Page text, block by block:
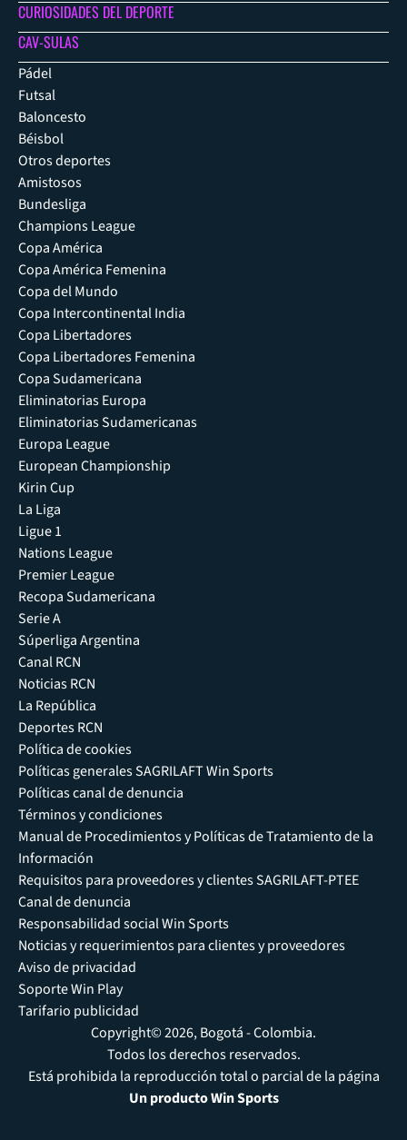
CURIOSIDADES DEL DEPORTE
CAV-SULAS
Pádel
Futsal
Baloncesto
Béisbol
Otros deportes
Amistosos
Bundesliga
Champions League
Copa América
Copa América Femenina
Copa del Mundo
Copa Intercontinental India
Copa Libertadores
Copa Libertadores Femenina
Copa Sudamericana
Eliminatorias Europa
Eliminatorias Sudamericanas
Europa League
European Championship
Kirin Cup
La Liga
Ligue 1
Nations League
Premier League
Recopa Sudamericana
Serie A
Súperliga Argentina
Canal RCN
Noticias RCN
La República
Deportes RCN
Política de cookies
Políticas generales SAGRILAFT Win Sports
Políticas canal de denuncia
Términos y condiciones
Manual de Procedimientos y Políticas de Tratamiento de la
Información
Requisitos para proveedores y clientes SAGRILAFT-PTEE
Canal de denuncia
Responsabilidad social Win Sports
Noticias y requerimientos para clientes y proveedores
Aviso de privacidad
Soporte Win Play
Tarifario publicidad
Copyright© 2026, Bogotá - Colombia.
Todos los derechos reservados.
Está prohibida la reproducción total o parcial de la página
Un producto Win Sports